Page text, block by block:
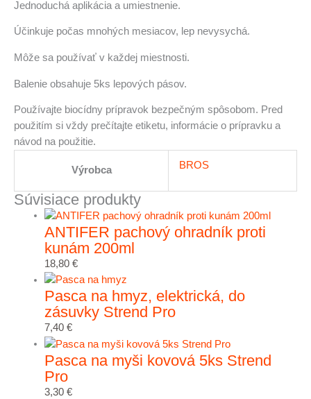
Jednoduchá aplikácia a umiestnenie.
Účinkuje počas mnohých mesiacov, lep nevysychá.
Môže sa používať v každej miestnosti.
Balenie obsahuje 5ks lepových pásov.
Používajte biocídny prípravok bezpečným spôsobom. Pred
použitím si vždy prečítajte etiketu, informácie o prípravku a
návod na použitie.
Výrobca BROS
Súvisiace produkty
ANTIFER pachový ohradník proti
kunám 200ml
18,80 €
Pasca na hmyz, elektrická, do
zásuvky Strend Pro
7,40 €
Pasca na myši kovová 5ks Strend
Pro
3,30 €